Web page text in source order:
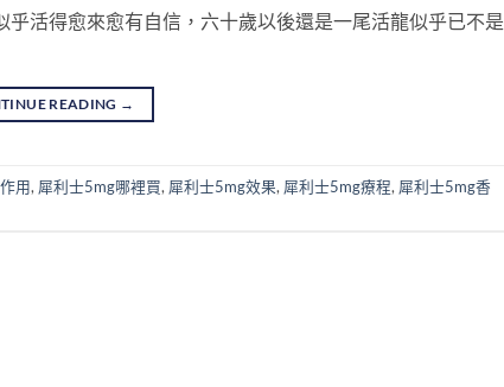
活得愈來愈有自信，六十歲以後還是一尾活龍似乎已不是
READING →
用, 犀利士5mg哪裡買, 犀利士5mg效果, 犀利士5mg療程, 犀利士5mg香